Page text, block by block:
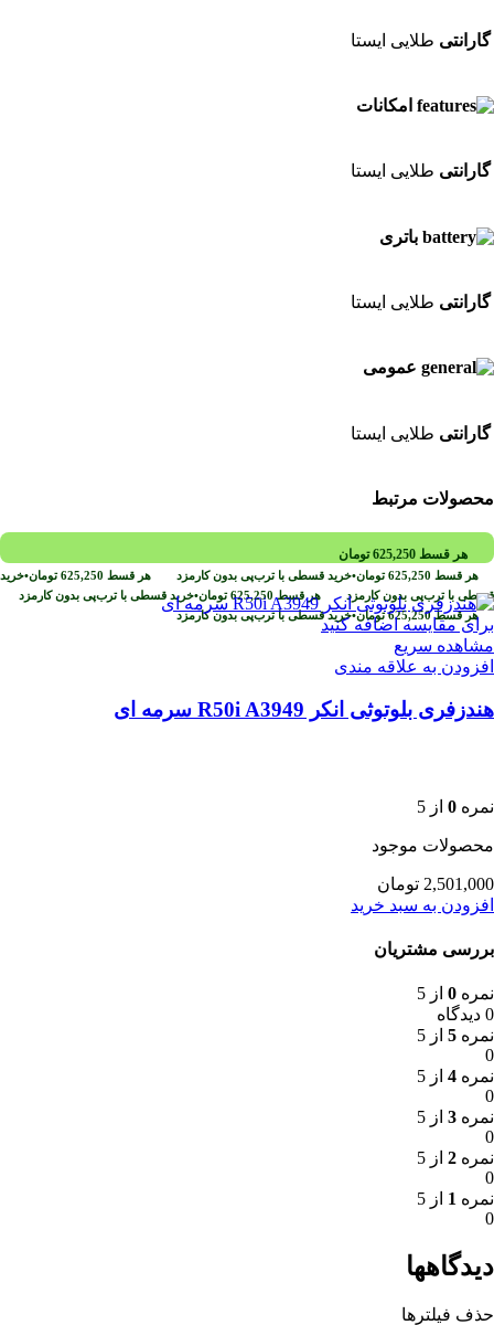
گارانتی طلایی ایستا
امکانات
گارانتی طلایی ایستا
باتری
گارانتی طلایی ایستا
عمومی
گارانتی طلایی ایستا
محصولات مرتبط
هر قسط 625,250 تومان
هر قسط 625,250 تومان•خرید قسطی با ترب‌پی بدون کارمزد هر قسط 625,250 تومان•خرید
قسطی با ترب‌پی بدون کارمزد
هر قسط625,250 تومان•خرید قسطی با ترب‌پی بدون کارمزد
هر قسط625,250 تومان•خرید قسطی با ترب‌پی بدون کارمزدبرای مقایسه اضافه کنید
مشاهده سریع
افزودن به علاقه مندی
هندزفری بلوتوثی انکر R50i A3949 سرمه‌ ای
نمره 0 از 5
محصولات موجود
2,501,000 تومان
افزودن به سبد خرید
بررسی مشتریان
نمره 0 از 5
0 دیدگاه
نمره 5 از 5
0
نمره 4 از 5
0
نمره 3 از 5
0
نمره 2 از 5
0
نمره 1 از 5
0
دیدگاهها
حذف فیلترها